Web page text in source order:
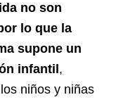
no son
lo que la
supone un
infantil ,
niños y niñas